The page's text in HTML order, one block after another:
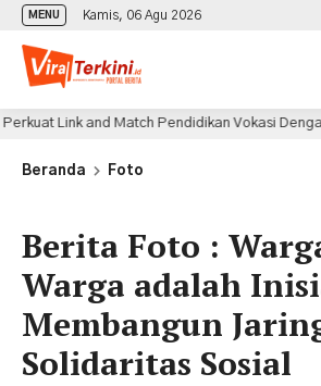
MENU Kamis, 06 Agu 2026
Pendidikan Vokasi Dengan Berikan
Beranda Foto
Berita Foto :
Warga adalah
Membangun
Solidaritas Sosial